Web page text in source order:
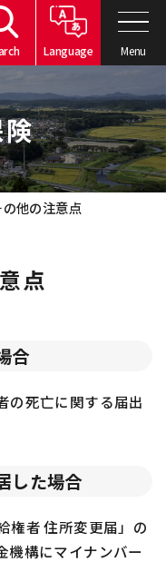
Language Menu
の他の注意点
点
合
の死亡に関する届出
した場合
権者 住所変更届」の
機構にマイナンバー